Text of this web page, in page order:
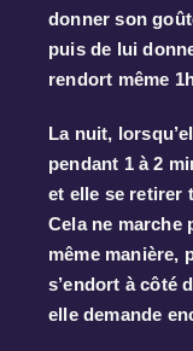
donner son
puis de lui
rendort même
La nuit,
pendant 1 à 2
et elle se retirer
Cela ne marche
même manière,
s’endort à côté
elle demande